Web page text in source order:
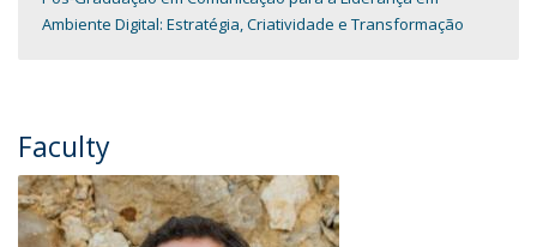
Ambiente Digital: Estratégia, Criatividade e Transformação
Faculty